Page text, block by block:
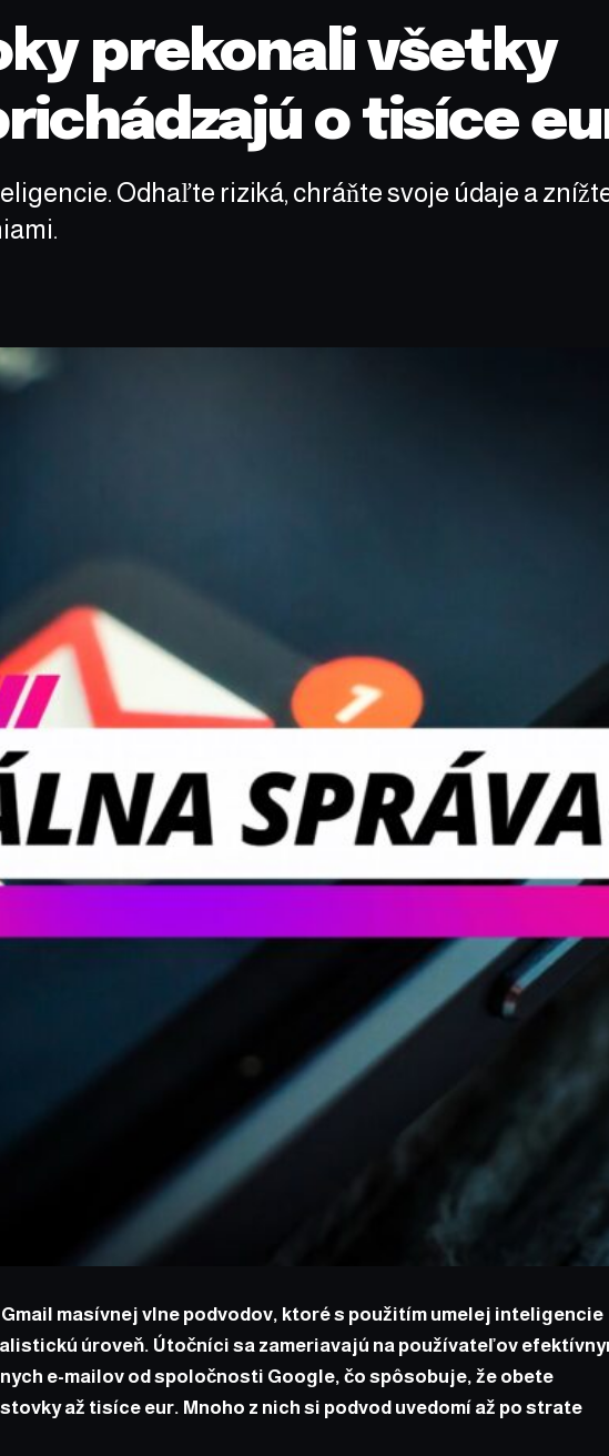
prekonali všetky
o tisíce
Odhaľte riziká, chráňte svoje údaje a
masívnej vlne podvodov, ktoré s použitím umelej inteligencie
úroveň. Útočníci sa zameriavajú na používateľov
e-mailov od spoločnosti Google, čo spôsobuje, že obete
až tisíce eur. Mnoho z nich si podvod uvedomí až po strate